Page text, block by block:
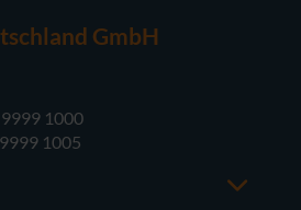
GmbH
1000
1005